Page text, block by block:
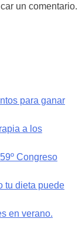
un comentario.
para ganar
a los
Congreso
tu dieta puede
en verano.